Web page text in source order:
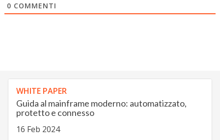
0 COMMENTI
WHITE PAPER
Guida al mainframe moderno: automatizzato,
protetto e connesso
16 Feb 2024